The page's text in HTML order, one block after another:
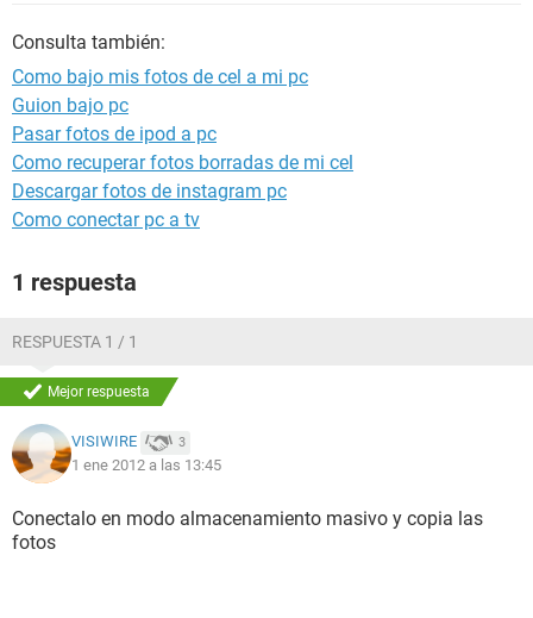
Consulta también:
Como bajo mis fotos de cel a mi pc
Guion bajo pc
Pasar fotos de ipod a pc
Como recuperar fotos borradas de mi cel
Descargar fotos de instagram pc
Como conectar pc a tv
1 respuesta
RESPUESTA 1 / 1
Mejor respuesta
VISIWIRE 3
1 ene 2012 a las 13:45
Conectalo en modo almacenamiento masivo y copia las
fotos